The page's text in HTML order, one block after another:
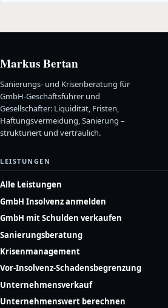
Markus Bertan
Sanierungs- und Krisenberatung für
GmbH-Geschäftsführer und
Gesellschafter: Liquidität, Fristen,
Haftungsvermeidung, Sanierung –
strukturiert und vertraulich.
LEISTUNGEN
Alle Leistungen
GmbH Insolvenz anmelden
GmbH mit Schulden verkaufen
Sanierungsberatung
Krisenmanagement
Vor-Insolvenz-Schadensbegrenzung
Unternehmensverkauf
Unternehmenswert berechnen